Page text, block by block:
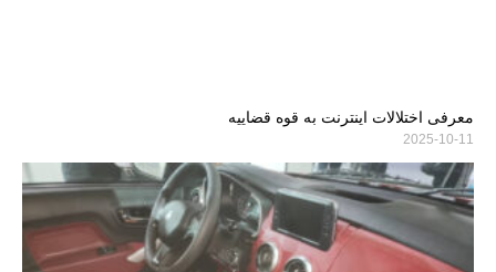
معرفی اختلالات اینترنت به قوه قضاییه
2025-10-11